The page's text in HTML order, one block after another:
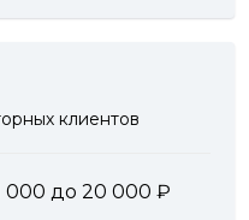
клиентов
000 до 20 000